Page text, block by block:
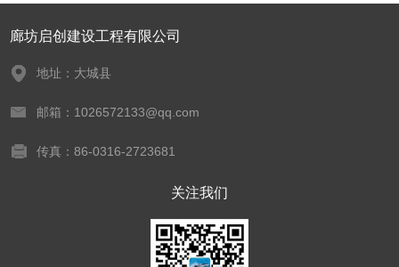
廊坊启创建设工程有限公司
地址：大城县
邮箱：1026572133@qq.com
传真：86-0316-2723681
关注我们